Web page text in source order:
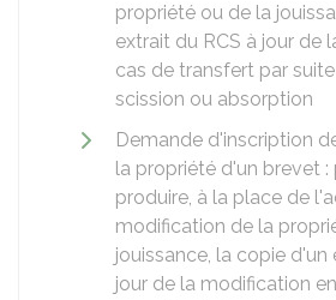
propriété ou de la
extrait du RCS à jour de
cas de transfert par
scission ou absorption
Demande d'inscription
la propriété d'un brevet
produire, à la place de
modification de la
jouissance, la copie d'un
jour de la modification